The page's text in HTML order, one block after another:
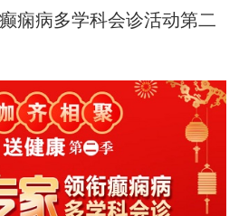
痫病多学科会诊活动第二